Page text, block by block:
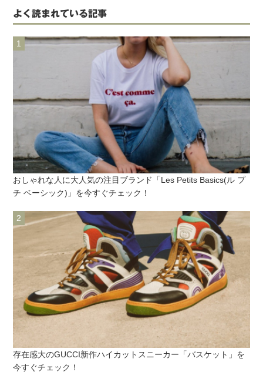
よく読まれている記事
おしゃれな人に大人気の注目ブランド「Les Petits Basics(ル プ
チ ベーシック)」を今すぐチェック！
存在感大のGUCCI新作ハイカットスニーカー「バスケット」を
今すぐチェック！